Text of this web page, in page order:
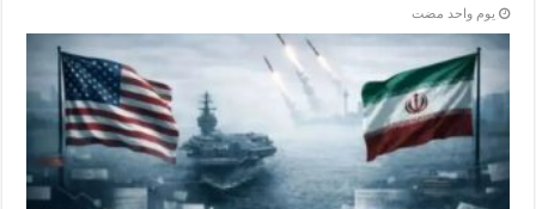
‏يوم واحد مضت